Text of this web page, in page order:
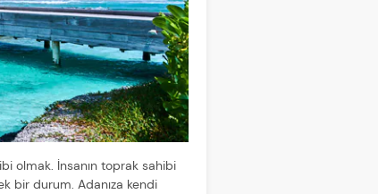
olmak. İnsanın toprak sahibi
bir durum. Adanıza kendi